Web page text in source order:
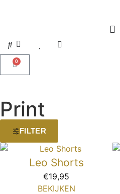
0
Print
FILTER
Leo Shorts
€19,95
BEKIJKEN